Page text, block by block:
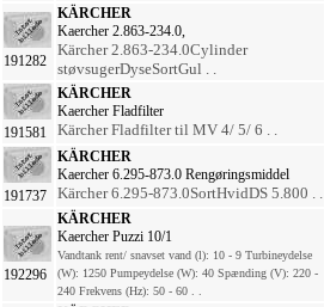
191282
KÄRCHER
Kaercher 2.863-234.0,
Kärcher 2.863-234.0Cylinder
støvsugerDyseSortGul . .
191581
KÄRCHER
Kaercher Fladfilter
Kärcher Fladfilter til MV 4/ 5/ 6 . .
191737
KÄRCHER
Kaercher 6.295-873.0 Rengøringsmiddel
Kärcher 6.295-873.0SortHvidDS 5.800 . .
192296
KÄRCHER
Kaercher Puzzi 10/1
Vandtank rent/ snavset vand (l): 10 - 9 Turbineydelse
(W): 1250 Pumpeydelse (W): 40 Spænding (V): 220 -
240 Frekvens (Hz): 50 - 60 . .